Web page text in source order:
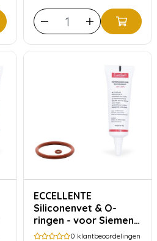
ECCELLENTE
Siliconenvet & O-
ringen - voor Siemens
Bosch
0 klantbeoordelingen